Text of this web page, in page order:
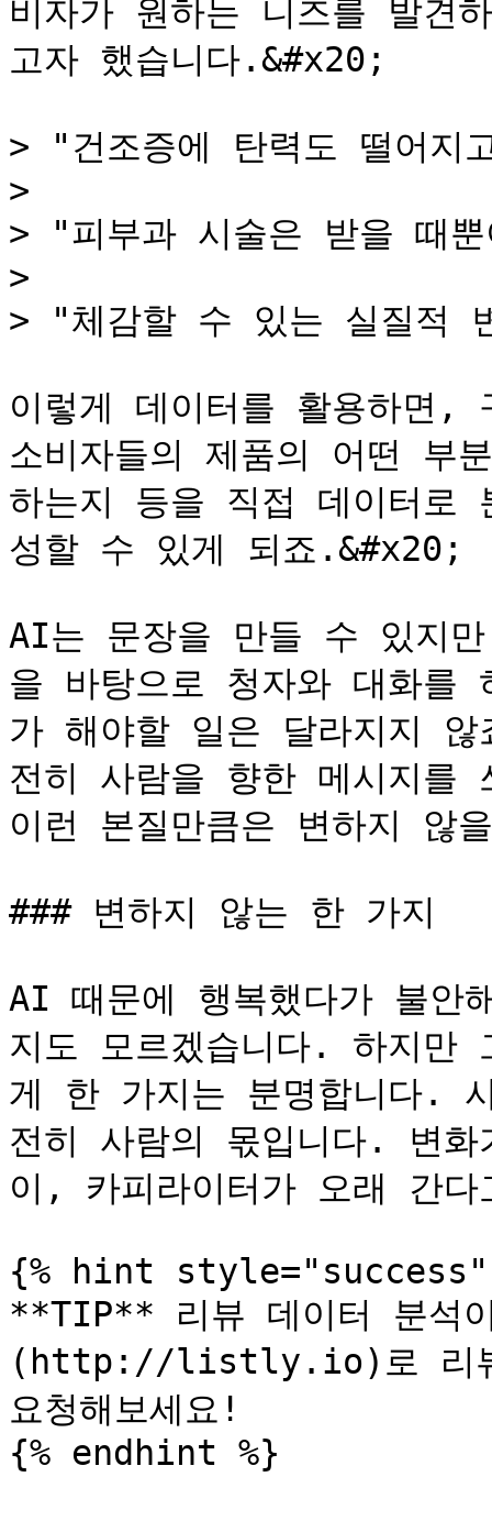
비자가 원하는 니즈를 발견
고자 했습니다.&#x20;
> "건조증에 탄력도 떨어지
>
> "피부과 시술은 받을 때
>
> "체감할 수 있는 실질적
이렇게 데이터를 활용하면,
소비자들의 제품의 어떤 부
하는지 등을 직접 데이터로
성할 수 있게 되죠.&#x20;
AI는 문장을 만들 수 있지
을 바탕으로 청자와 대화를
가 해야할 일은 달라지지
전히 사람을 향한 메시지를
이런 본질만큼은 변하지 않
### 변하지 않는 한 가지
AI 때문에 행복했다가 불안
지도 모르겠습니다. 하지만
게 한 가지는 분명합니다.
전히 사람의 몫입니다. 변
이, 카피라이터가 오래 간다
{% hint style="success"
**TIP** 리뷰 데이터 분석
(http://listly.io)로 리뷰
요청해보세요!
{% endhint %}